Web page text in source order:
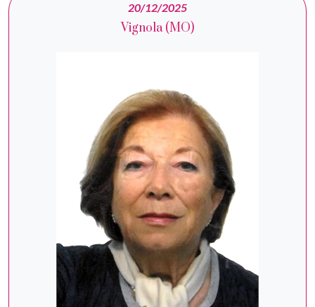
20/12/2025
Vignola (MO)